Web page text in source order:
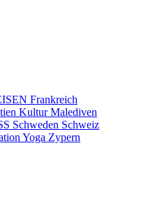
Frankreich
KulturMalediven
Schweden Schweiz
Yoga Zypern